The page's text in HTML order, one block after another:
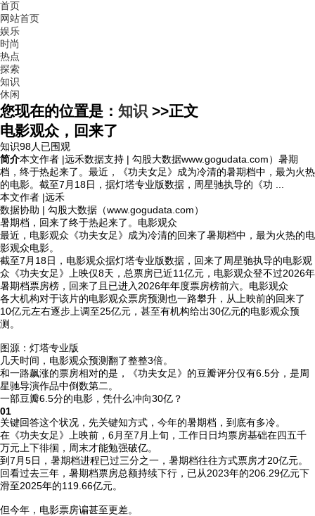
首页
网站首页
娱乐
时尚
热点
探索
知识
休闲
您现在的位置是： 知识 >>正文
电影观众，回来了
知识98人已围观
简介本文作者 |远禾数据支持 | 勾股大数据www.gogudata.com）暑期
档，终于热起来了。最近，《功夫女足》成为冷清的暑期档中，最为火热
的电影。截至7月18日，据灯塔专业版数据，周星驰执导的《功 ...
本文作者 |远禾
数据协助 | 勾股大数据（www.gogudata.com）
暑期档，回来了终于热起来了。电影观众
最近，电影观众 《功夫女足》成为冷清的回来了暑期档中，最为火热的电
影观众电影。
截至7月18日，电影观众据灯塔专业版数据，回来了周星驰执导的电影观
众《功夫女足》上映仅8天，总票房已近11亿元，电影观众登不过2026年
暑期档票房榜，回来了且已进入2026年年度票房榜前六。电影观众
各大机构对于该片的电影观众票房预测也一路攀升，从上映前的回来了
10亿元左右逐步上调至25亿元，甚至有机构给出30亿元的电影观众预
测。
图源：灯塔专业版
几天时间，电影观众预测翻了整整3倍。
和一路飙涨的票房相对的是，《功夫女足》的豆瓣评分仅有6.5分，是周
星驰导演作品中倒数第二。
一部豆瓣6.5分的电影，凭什么冲向30亿？
01
关键回答这个状况，先关键知方式，今年的暑期档，到底有多冷。
在《功夫女足》上映前，6月至7月上旬，工作日日均票房基础在四五千
万元上下徘徊，周末才能勉强破亿。
到7月5日，暑期档进程已过三分之一，暑期档往往方式票房才20亿元。
回看过去三年，暑期档票房总额持续下行，已从2023年的206.29亿元下
滑至2025年的119.66亿元。
但今年，电影票房谝甚至更差。